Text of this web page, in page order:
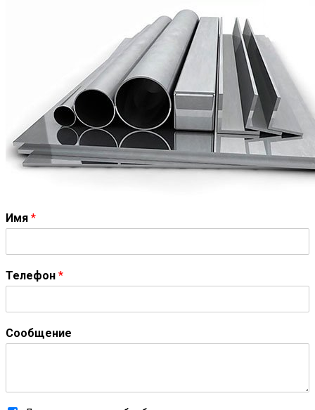
Имя *
Телефон *
Сообщение